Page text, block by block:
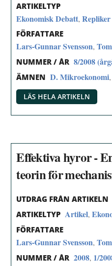
ARTIKELTYP
Ekonomisk Debatt,
FÖRFATTARE
Lars-Gunnar Svensson,
NUMMER / ÅR 8/2008
ÄMNEN D. Mikroekonomi
LÄS HELA ARTIKELN
Effektiva hyror -
teorin för
UTDRAG FRÅN ARTIKELN
ARTIKELTYP Artikel,
FÖRFATTARE
Lars-Gunnar Svensson,
NUMMER / ÅR 2008, 1/